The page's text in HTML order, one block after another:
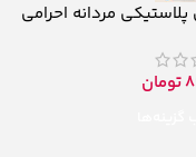
پلاستیکی مردانه احرامی
تومان